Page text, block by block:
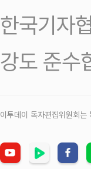
한국기자
강도 준수
이투데이 독자편집위원회는